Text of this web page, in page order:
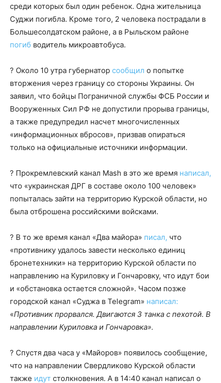
среди которых был один ребенок. Одна жительница
Суджи погибла. Кроме того, 2 человека пострадали в
Большесолдатском районе, а в Рыльском районе
погиб водитель микроавтобуса.
? Около 10 утра губернатор сообщил о попытке
вторжения через границу со стороны Украины. Он
заявил, что бойцы Пограничной службы ФСБ России и
Вооруженных Сил РФ не допустили прорыва границы,
а также предупредил насчет многочисленных
«информационных вбросов», призвав опираться
только на официальные источники информации.
? Прокремлевский канал Mash в это же время написал,
что «украинская ДРГ в составе около 100 человек»
попыталась зайти на территорию Курской области, но
была отброшена российскими войсками.
? В то же время канал «Два майора» писал, что
«противнику удалось завести несколько единиц
бронетехники» на территорию Курской области по
направлению на Куриловку и Гончаровку, что идут бои
и «обстановка остается сложной». Часом позже
городской канал «Суджа в Telegram» написал:
«Противник прорвался. Двигаются 3 танка с пехотой. В
направлении Куриловка и Гончаровка».
? Спустя два часа у «Майоров» появилось сообщение,
что на направлении Свердликово Курской области
также идут столкновения. А в 14:40 канал написал о